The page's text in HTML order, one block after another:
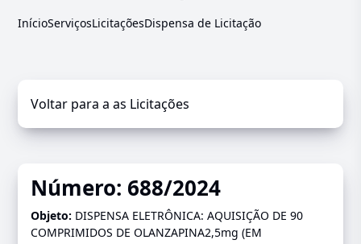
InícioServiçosLicitaçõesDispensa de Licitação
Voltar para a as Licitações
Número: 688/2024
Objeto: DISPENSA ELETRÔNICA: AQUISIÇÃO DE 90
COMPRIMIDOS DE OLANZAPINA2,5mg (EM